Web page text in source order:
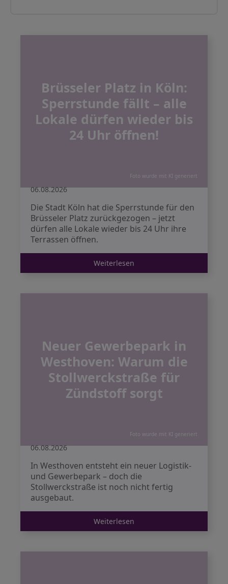
Brüsseler Platz in Köln:
Sperrstunde fällt – alle
Lokale dürfen wieder bis
24 Uhr öffnen!
Foto wurde mit KI generiert
06.08.2026
Die Stadt Köln hat die Sperrstunde für den
Brüsseler Platz zurückgezogen – jetzt
dürfen alle Lokale wieder bis 24 Uhr ihre
Terrassen öffnen.
Weiterlesen
Neuer Gewerbepark in
Westhoven: Warum die
Stollwerckstraße für
Zündstoff sorgt
Foto wurde mit KI generiert
06.08.2026
In Westhoven entsteht ein neuer Logistik-
und Gewerbepark – doch die
Stollwerckstraße ist noch nicht fertig
ausgebaut.
Weiterlesen